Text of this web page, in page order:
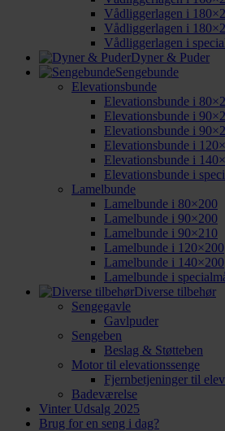
Vådliggerlagen i
Vådliggerlagen i
Vådliggerlagen i
Dyner & Puder
Sengebunde
Elevationsbunde
Elevationsbunde i
Elevationsbunde i
Elevationsbunde i
Elevationsbunde i
Elevationsbunde i
Elevationsbunde i
Lamelbunde
Lamelbunde i 80×200
Lamelbunde i 90×200
Lamelbunde i 90×210
Lamelbunde i 120×200
Lamelbunde i 140×200
Lamelbunde i
Diverse tilbehør
Sengegavle
Gavlpuder
Sengeben
Beslag & Støtteben
Motor til elevationssenge
Fjernbetjeninger til
Badeværelse
Vinter Udsalg 2025
Brug for en seng i dag?